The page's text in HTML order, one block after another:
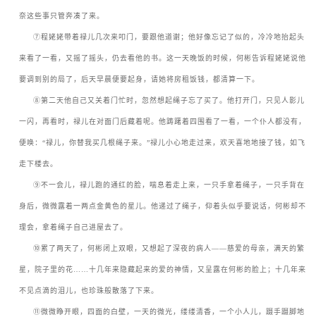
奈这些事只管奔凑了来。
ㅤㅤ⑦程姥姥带着禄儿几次来叩门，要跟他道谢；他好像忘记了似的，冷冷地抬起头
来看了一看，又摇了摇头，仍去看他的书。这一天晚饭的时候，何彬告诉程姥姥说他
要调到别的局了，后天早晨便要起身，请她将房租饭钱，都清算一下。
ㅤㅤ⑧第二天他自己又关着门忙时，忽然想起绳子忘了买了。他打开门，只见人影儿
一闪，再看时，禄儿在对面门后藏着呢。他踌躇着四围看了一看，一个仆人都没有，
便唤：“禄儿，你替我买几根绳子来。”禄儿小心地走过来，欢天喜地地接了钱，如飞
走下楼去。
ㅤㅤ⑨不一会儿，禄儿跑的通红的脸，喘息着走上来，一只手拿着绳子，一只手背在
身后，微微露着一两点金黄色的星儿。他递过了绳子，仰着头似乎要说话，何彬却不
理会，拿着绳子自己进屋去了。
ㅤㅤ⑩累了两天了，何彬闭上双眼，又想起了深夜的病人——慈爱的母亲，满天的繁
星，院子里的花 ……十几年来隐藏起来的爱的神情，又呈露在何彬的脸上；十几年来
不见点滴的泪儿，也珍珠般散落了下来。
ㅤㅤ⑪微微睁开眼，四面的白壁，一天的微光，缕缕清香，一个小人儿，蹑手蹑脚地